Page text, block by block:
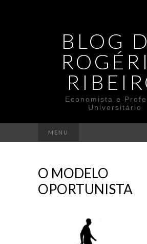
BLOG
Economista e
Universitário
MENU
O MODELO
OPORTUNISTA